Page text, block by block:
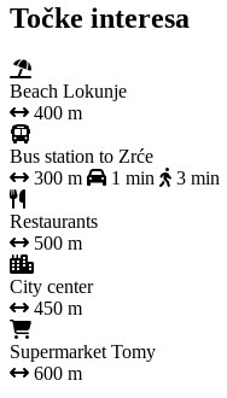
Točke interesa
Beach Lokunje
400 m
Bus station to Zrće
300 m
1 min 3 min
Restaurants
500 m
City center
450 m
Supermarket Tomy
600 m